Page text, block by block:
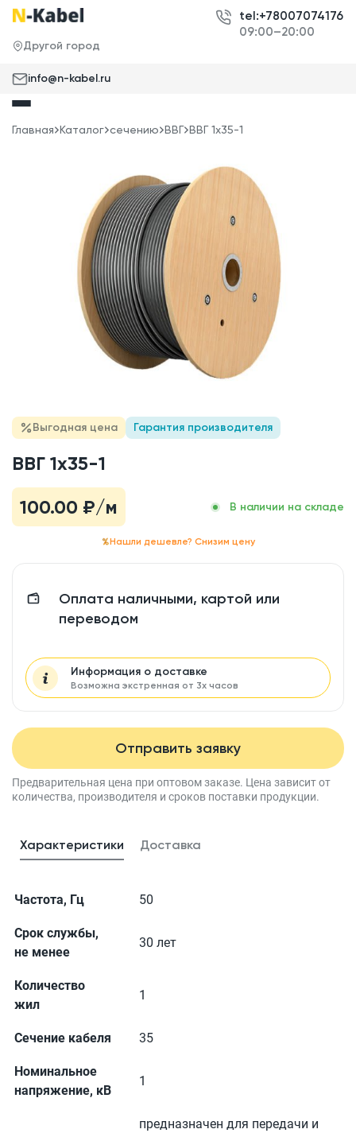
Другой город
tel:+78007074176
09:00–20:00
info@n-kabel.ru
Главная Каталог сечению ВВГ ВВГ 1x35-1
Выгодная цена Гарантия производителя
ВВГ 1x35-1
100.00 ₽/м В наличии на складе
Нашли дешевле? Снизим цену
Отправить заявку
Предварительная цена при оптовом заказе. Цена зависит от
количества, производителя и сроков поставки продукции.
Оплата наличными, картой или
переводом
Информация о доставке
Возможна экстренная от 3х часов
Характеристики Доставка
Частота, Гц 50
Срок службы,
не менее
30 лет
Количество
жил
1
Сечение кабеля 35
Номинальное
напряжение, кВ
1
предназначен для передачи и